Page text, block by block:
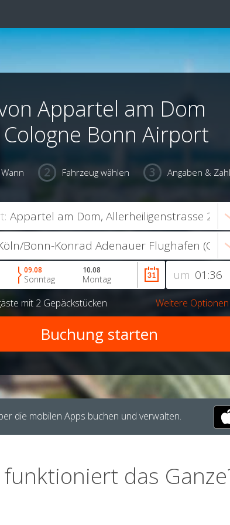
Appartel am Dom
Bonn Airport
Fahrzeug wählen Angaben &
um
09.08
Sonntag
10.08
Montag
mit 2 Gepäckstücken Weitere Optionen
die mobilen Apps buchen und verwalten.
das